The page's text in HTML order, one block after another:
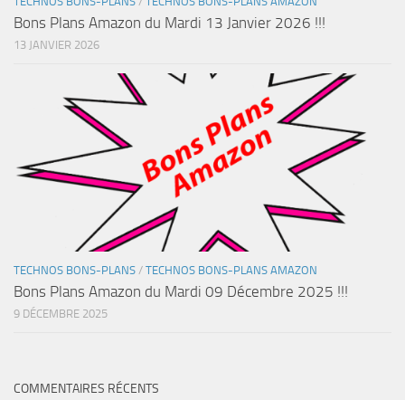
Bons Plans Amazon du Mardi 13 Janvier 2026 !!!
13 JANVIER 2026
TECHNOS BONS-PLANS / TECHNOS BONS-PLANS AMAZON
Bons Plans Amazon du Mardi 09 Décembre 2025 !!!
9 DÉCEMBRE 2025
COMMENTAIRES RÉCENTS